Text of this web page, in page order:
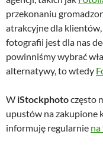
atrakcyjne dla
fotografii jest dla nas
powinniśmy wybrać
alternatywy, to wtedy
WiStockphoto często
informuję regularniena